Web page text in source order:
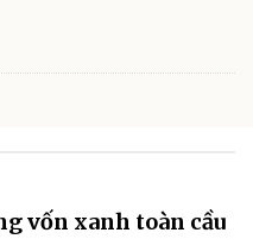
vốn xanh toàn cầu